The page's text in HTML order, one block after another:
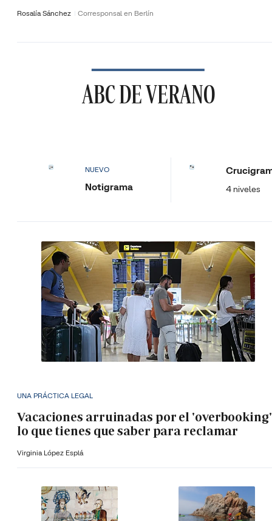
Rosalía Sánchez Corresponsal en Berlín
ABC DE VERANO
NUEVO
Notigrama 4 niveles
UNA PRÁCTICA LEGAL
Vacaciones arruinadas por el
lo que tienes que saber para reclamar
Virginia López Esplá